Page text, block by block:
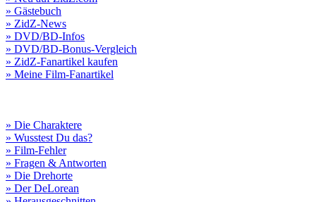
» Gästebuch
» ZidZ-News
» DVD/BD-Infos
» DVD/BD-Bonus-Vergleich
» ZidZ-Fanartikel kaufen
» Meine Film-Fanartikel
» Die Charaktere
» Wusstest Du das?
» Film-Fehler
» Fragen & Antworten
» Die Drehorte
» Der DeLorean